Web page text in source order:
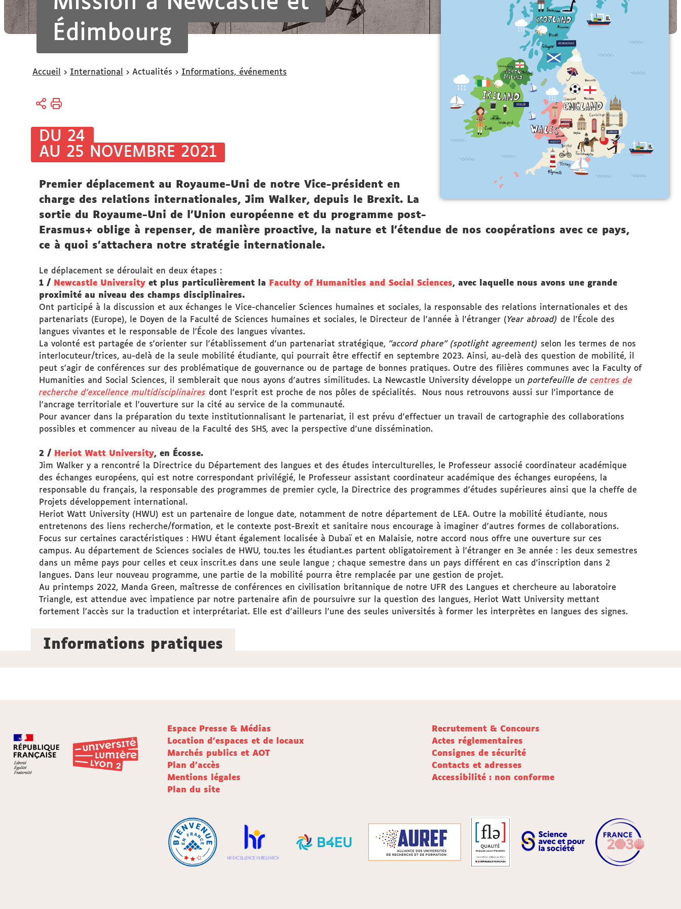
Édimbourg
Vous
ici :
Accueil International Actualités Informations, événements
DU 24
AU 25 NOVEMBRE 2021
Premier déplacement au Royaume-Uni de notre Vice-président en
charge des relations internationales, Jim Walker, depuis le Brexit. La
sortie du Royaume-Uni de l'Union européenne et du programme post-
Erasmus+ oblige à repenser, de manière proactive, la nature et l’étendue de nos coopérations avec ce pays,
ce à quoi s’attachera notre stratégie internationale.
Le déplacement se déroulait en deux étapes :
1 /
Newcastle University et plus particulièrement la Faculty of Humanities and Social Sciences, avec laquelle nous avons une grande
proximité au niveau des champs disciplinaires.
Ont participé à la discussion et aux échanges le Vice-chancelier Sciences humaines et sociales, la responsable des relations internationales et des
partenariats (Europe), le Doyen de la Faculté de Sciences humaines et sociales, le Directeur de l'année à l'étranger (Year abroad) de l'École des
langues vivantes et le responsable de l'École des langues vivantes.
La volonté est partagée de s'orienter sur l'établissement d'un partenariat stratégique, "accord phare" (spotlight agreement) selon les termes de nos
interlocuteur/trices, au-delà de la seule mobilité étudiante, qui pourrait être effectif en septembre 2023. Ainsi, au-delà des question de mobilité, il
peut s'agir de conférences sur des problématique de gouvernance ou de partage de bonnes pratiques. Outre des filières communes avec la Faculty of
Humanities and Social Sciences, il semblerait que nous ayons d'autres similitudes. La Newcastle University développe un portefeuille de centres de
recherche d'excellence multidisciplinaires dont l'esprit est proche de nos pôles de spécialités. Nous nous retrouvons aussi sur l'importance de
l'ancrage territoriale et l'ouverture sur la cité au service de la communauté.
Pour avancer dans la préparation du texte institutionnalisant le partenariat, il est prévu d'effectuer un travail de cartographie des collaborations
possibles et commencer au niveau de la Faculté des SHS, avec la perspective d'une dissémination.
2 / Heriot Watt University, en Écosse.
Jim Walker y a rencontré la Directrice du Département des langues et des études interculturelles, le Professeur associé coordinateur académique
des échanges européens, qui est notre correspondant privilégié, le Professeur assistant coordinateur académique des échanges européens, la
responsable du français, la responsable des programmes de premier cycle, la Directrice des programmes d'études supérieures ainsi que la cheffe de
Projets développement international.
Heriot Watt University (HWU) est un partenaire de longue date, notamment de notre département de LEA. Outre la mobilité étudiante, nous
entretenons des liens recherche/formation, et le contexte post-Brexit et sanitaire nous encourage à imaginer d'autres formes de collaborations.
Focus sur certaines caractéristiques : HWU étant également localisée à Dubaï et en Malaisie, notre accord nous offre une ouverture sur ces
campus. Au département de Sciences sociales de HWU, tou.tes les étudiant.es partent obligatoirement à l'étranger en 3e année : les deux semestres
dans un même pays pour celles et ceux inscrit.es dans une seule langue ; chaque semestre dans un pays différent en cas d'inscription dans 2
langues. Dans leur nouveau programme, une partie de la mobilité pourra être remplacée par une gestion de projet.
Au printemps 2022, Manda Green, maîtresse de conférences en civilisation britannique de notre UFR des Langues et chercheure au laboratoire
Triangle, est attendue avec impatience par notre partenaire afin de poursuivre sur la question des langues, Heriot Watt University mettant
fortement l'accès sur la traduction et interprétariat. Elle est d'ailleurs l’une des seules universités à former les interprètes en langues des signes.
Informations pratiques
Espace Presse & Médias
Recrutement & Concours
Location d'espaces et de locaux
Actes réglementaires
Marchés publics et AOT
Consignes de sécurité
Plan d'accès
Contacts et adresses
Mentions légales
Accessibilité : non conforme
Plan du site